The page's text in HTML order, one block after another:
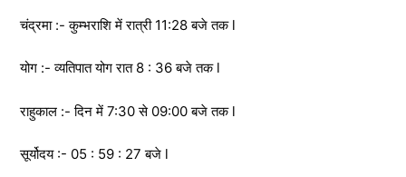
चंद्रमा :- कुम्भराशि में रात्री 11:28 बजे तक l
योग :- व्यतिपात योग रात 8 : 36 बजे तक l
राहुकाल :- दिन में 7:30 से 09:00 बजे तक l
सूर्योदय :- 05 : 59 : 27 बजे l